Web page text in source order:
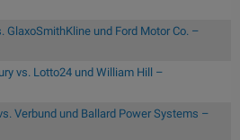
GlaxoSmithKline und Ford Motor Co. –
vs. Lotto24 und William Hill –
Verbund und Ballard Power Systems –